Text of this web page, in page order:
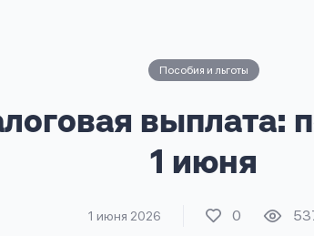
Пособия и льготы
выплата:
1 июня
1 июня 2026 0